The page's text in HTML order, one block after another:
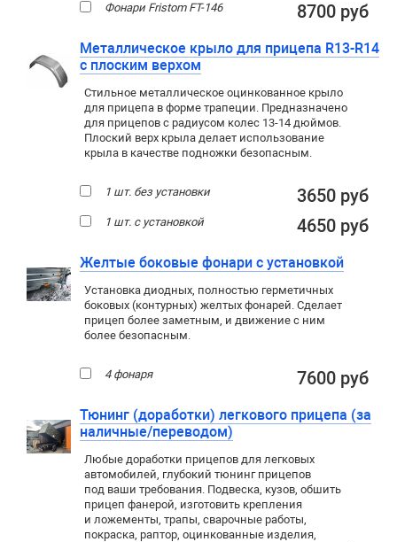
Фонари Fristom FT-146 8700 руб
Металлическое крыло для прицепа R13-R14
с плоским верхом
Стильное металлическое оцинкованное крыло
для прицепа в форме трапеции. Предназначено
для прицепов с радиусом колес 13-14 дюймов.
Плоский верх крыла делает использование
крыла в качестве подножки безопасным.
1 шт. без установки 3650 руб
1 шт. с установкой 4650 руб
Желтые боковые фонари с установкой
Установка диодных, полностью герметичных
боковых (контурных) желтых фонарей. Сделает
прицеп более заметным, и движение с ним
более безопасным.
4 фонаря 7600 руб
Тюнинг (доработки) легкового прицепа (за
наличные/переводом)
Любые доработки прицепов для легковых
автомобилей, глубокий тюнинг прицепов
под ваши требования. Подвеска, кузов, обшить
прицеп фанерой, изготовить крепления
и ложементы, трапы, сварочные работы,
покраска, раптор, оцинкованные изделия,